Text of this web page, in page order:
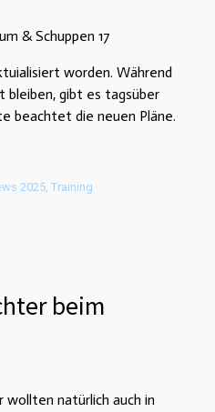
worden. Während
gibt es tagsüber
beachtet die neuen Pläne.
2025, Training
beim
natürlich auch in